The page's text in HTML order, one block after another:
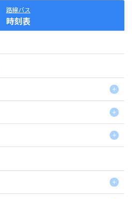
路線バス
時刻表